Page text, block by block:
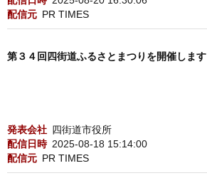
配信元 PR TIMES
第３４回四街道ふるさとまつりを開催します
発表会社 四街道市役所
配信日時 2025-08-18 15:14:00
配信元 PR TIMES